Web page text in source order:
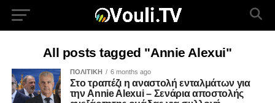
All posts tagged "Annie Alexui"
ΠΟΛΙΤΙΚΗ 6 months ago
Στο τραπέζι η αναστολή ενταλμάτων για
την Annie Alexui – Σενάρια αποστολής